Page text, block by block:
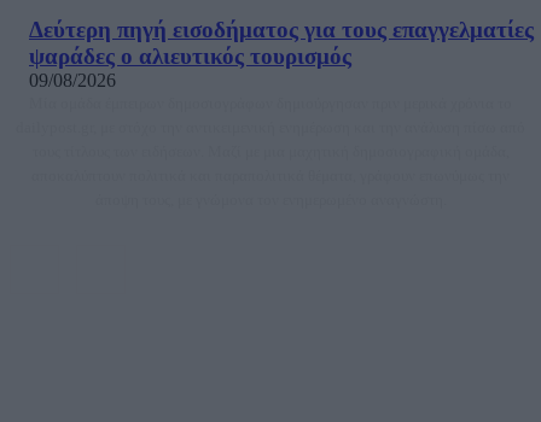
Δεύτερη πηγή εισοδήματος για τους επαγγελματίες
ψαράδες ο αλιευτικός τουρισμός
09/08/2026